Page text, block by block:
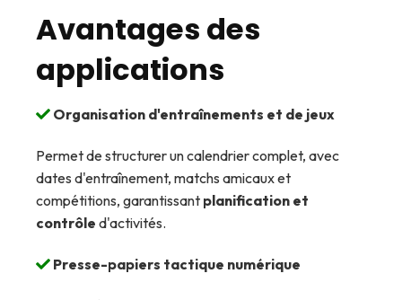
Avantages des
applications
Organisation d'entraînements et de jeux
Permet de structurer un calendrier complet, avec
dates d'entraînement, matchs amicaux et
compétitions, garantissant planification et
contrôle d'activités.
Presse-papiers tactique numérique